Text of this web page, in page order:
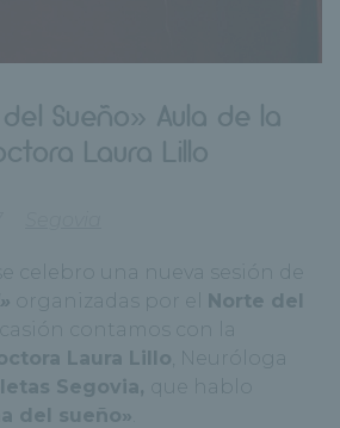
Sueño» Aula de la
Laura Lillo
celebro una nueva sesión de
organizadas por el Norte del
contamos con la
Laura Lillo , Neuróloga
Segovia,
que hablo
del sueño»